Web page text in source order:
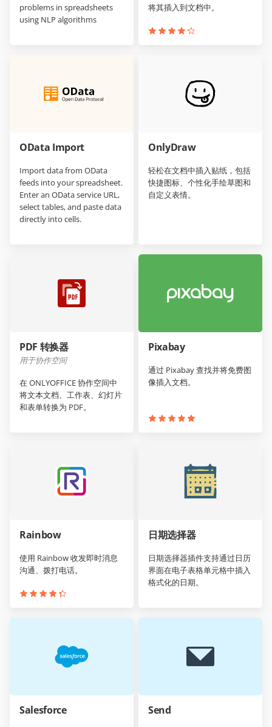
problems in spreadsheets
using NLP algorithms
将其插入到文档中。
OData Import
Import data from OData
feeds into your spreadsheet.
Enter an OData service URL,
select tables, and paste data
directly into cells.
OnlyDraw
轻松在文档中插入贴纸，包括
快捷图标、个性化手绘草图和
自定义表情。
PDF 转换器
用于协作空间
在 ONLYOFFICE 协作空间中
将文本文档、工作表、幻灯片
和表单转换为 PDF。
Pixabay
通过 Pixabay 查找并将免费图
像插入文档。
Rainbow
使用 Rainbow 收发即时消息
沟通、拨打电话。
日期选择器
日期选择器插件支持通过日历
界面在电子表格单元格中插入
格式化的日期。
Salesforce Send